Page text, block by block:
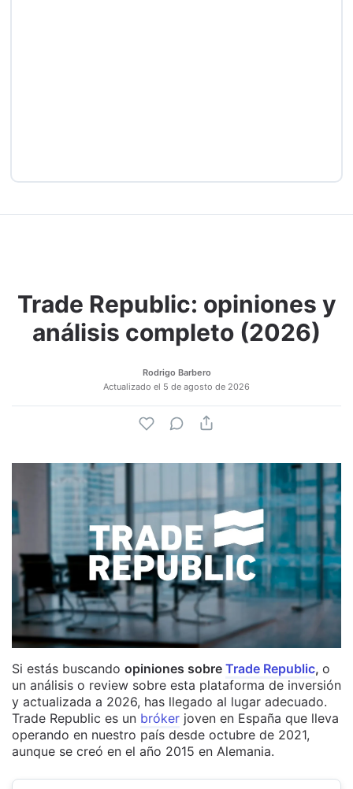
Trade Republic: opiniones y
análisis completo (2026)
Rodrigo Barbero
Actualizado el 5 de agosto de 2026
Si estás buscando opiniones sobre Trade Republic, o
un análisis o review sobre esta plataforma de inversión
y actualizada a 2026, has llegado al lugar adecuado.
Trade Republic es un bróker joven en España que lleva
operando en nuestro país desde octubre de 2021,
aunque se creó en el año 2015 en Alemania.